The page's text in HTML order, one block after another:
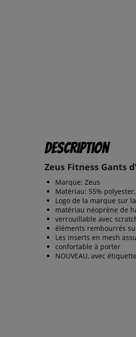
Description
Zeus Fitness Gants
Marque: Zeus
Matériau: 55%
Logo de la marque sur
matériau néoprène de
verrouillable avec
éléments rembourrés
Les inserts en mesh
confortable à porter
NOUVEAU, avec